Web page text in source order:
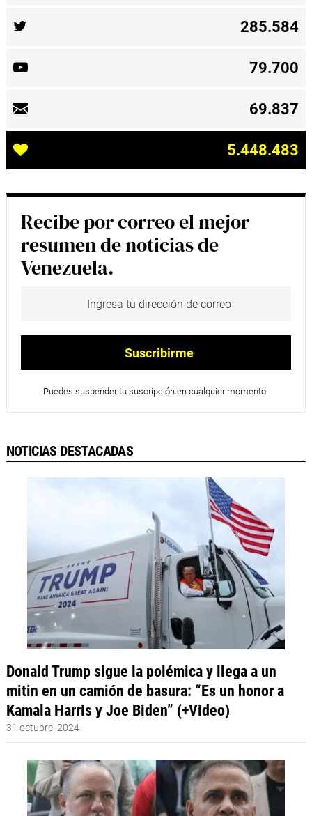
285.584
79.700
69.837
5.448.483
Recibe por correo el mejor
resumen de noticias de
Venezuela.
Puedes suspender tu suscripción en cualquier momento.
NOTICIAS DESTACADAS
Donald Trump sigue la polémica y llega a un
mitin en un camión de basura: “Es un honor a
Kamala Harris y Joe Biden” (+Video)
31 octubre, 2024